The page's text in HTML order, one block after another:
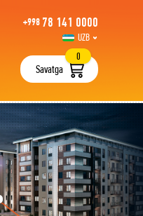
+998 78 141 0000
UZB
РУС
Savatga
0